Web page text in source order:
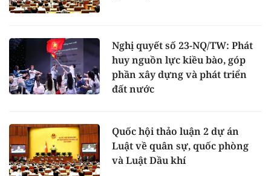
Nghị quyết số 23-NQ/TW: Phát
huy nguồn lực kiều bào, góp
phần xây dựng và phát triển
đất nước
Quốc hội thảo luận 2 dự án
Luật về quân sự, quốc phòng
và Luật Dầu khí